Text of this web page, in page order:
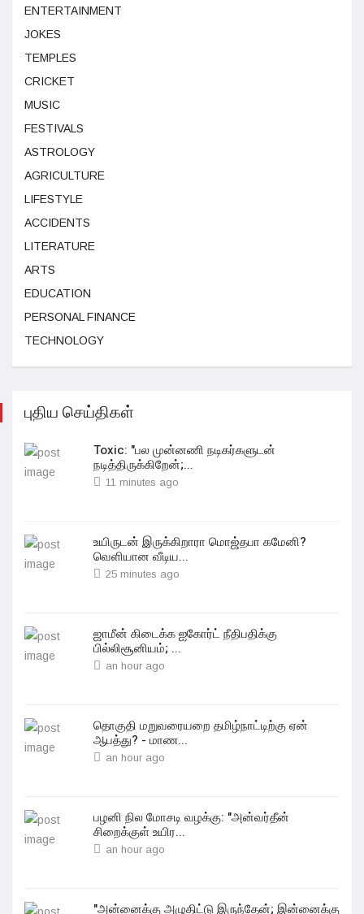
ENTERTAINMENT
JOKES
TEMPLES
CRICKET
MUSIC
FESTIVALS
ASTROLOGY
AGRICULTURE
LIFESTYLE
ACCIDENTS
LITERATURE
ARTS
EDUCATION
PERSONAL FINANCE
TECHNOLOGY
புதிய செய்திகள்
Toxic: "பல முன்னணி நடிகர்களுடன்
நடித்திருக்கிறேன்;...
11 minutes ago
உயிருடன் இருக்கிறாரா மொஜ்தபா‌ கமேனி?
வெளியான வீடிய...
25 minutes ago
ஜாமீன் கிடைக்க ஐகோர்ட் நீதிபதிக்கு
பில்லிசூனியம்; ...
an hour ago
தொகுதி மறுவரையறை தமிழ்நாட்டிற்கு ஏன்
ஆபத்து? - மாண...
an hour ago
பழனி நில மோசடி வழக்கு: "அன்வர்தீன்
சிறைக்குள் உயிர...
an hour ago
"அன்னைக்கு அழுதிட்டு இருந்தேன்; இன்னைக்கு